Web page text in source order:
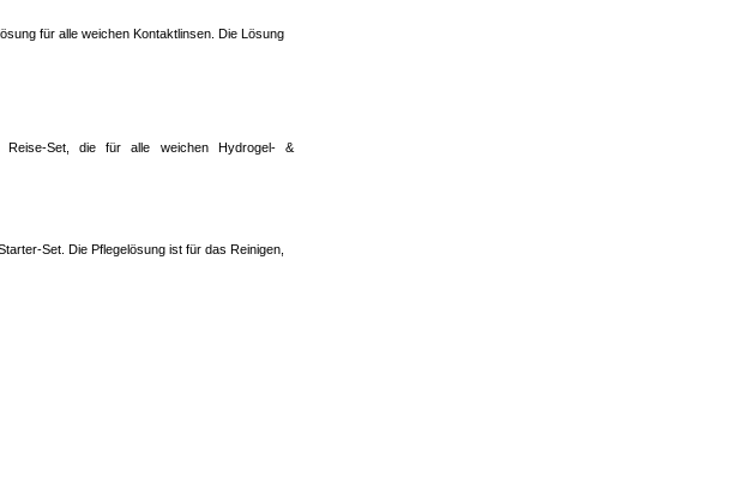
für alle weichen Kontaktlinsen. Die Lösung
Set, die für alle weichen Hydrogel- &
Set. Die Pflegelösung ist für das Reinigen,